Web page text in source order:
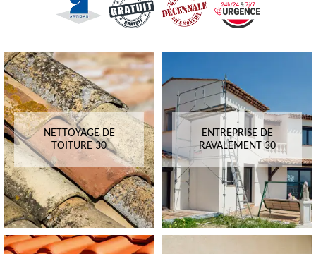
NETTOYAGE DE
TOITURE 30
ENTREPRISE DE
RAVALEMENT 30